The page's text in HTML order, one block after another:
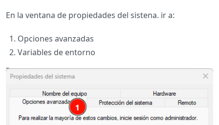
En la ventana de propiedades del sistena. ir a:
Opciones avanzadas
Variables de entorno